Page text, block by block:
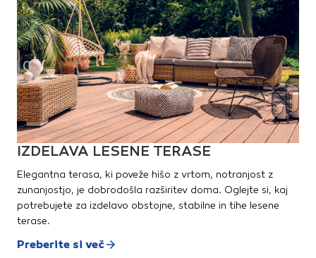
IZDELAVA LESENE TERASE
Elegantna terasa, ki poveže hišo z vrtom, notranjost z
zunanjostjo, je dobrodošla razširitev doma. Oglejte si, kaj
potrebujete za izdelavo obstojne, stabilne in tihe lesene
terase.
Preberite si več